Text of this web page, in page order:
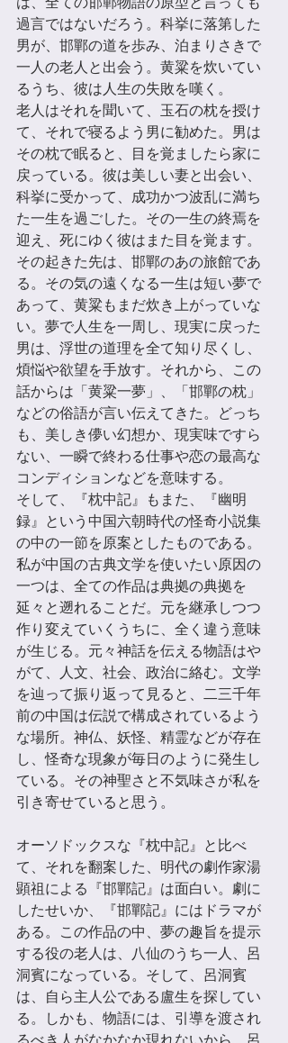
過言ではないだろう。科挙に落第した
男が、邯鄲の道を歩み、泊まりさきで
一⼈の老⼈と出会う。黄粱を炊いてい
るうち、彼は⼈⽣の失敗を嘆く。
老⼈はそれを聞いて、玉石の枕を授け
て、それで寝るよう男に勧めた。男は
その枕で眠ると、目を覚ましたら家に
戻っている。彼は美しい妻と出会い、
科挙に受かって、成功かつ波乱に満ち
た一⽣を過ごした。その一⽣の終焉を
迎え、死にゆく彼はまた目を覚ます。
その起きた先は、邯鄲のあの旅館であ
る。その気の遠くなる一⽣は短い夢で
あって、黄粱もまだ炊き上がっていな
い。夢で⼈⽣を一周し、現実に戻った
男は、浮世の道理を全て知り尽くし、
煩悩や欲望を手放す。それから、この
話からは「黄粱一夢」、「邯鄲の枕」
などの俗語が言い伝えてきた。どっち
も、美しき儚い幻想か、現実味ですら
ない、一瞬で終わる仕事や恋の最高な
コンディションなどを意味する。
そして、『枕中記』もまた、『幽明
録』という中国六朝時代の怪奇⼩説集
の中の一節を原案としたものである。
私が中国の古典⽂学を使いたい原因の
一つは、全ての作品は典拠の典拠を
延々と遡れることだ。元を継承しつつ
作り変えていくうちに、全く違う意味
が⽣じる。元々神話を伝える物語はや
がて、⼈⽂、社会、政治に絡む。⽂学
を辿って振り返って⾒ると、二三千年
前の中国は伝説で構成されているよう
な場所。神仏、妖怪、精霊などが存在
し、怪奇な現象が毎日のように発⽣し
ている。その神聖さと不気味さが私を
引き寄せていると思う。
オーソドックスな『枕中記』と比べ
て、それを翻案した、明代の劇作家湯
顕祖による『邯鄲記』は⾯白い。劇に
したせいか、『邯鄲記』にはドラマが
ある。この作品の中、夢の趣旨を提示
する役の老⼈は、八仙のうち一⼈、呂
洞賓になっている。そして、呂洞賓
は、⾃ら主⼈公である盧⽣を探してい
る。しかも、物語には、引導を渡され